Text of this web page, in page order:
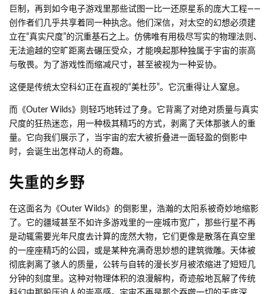
巨制，再到如今电子游戏里那些试图一比一还原星系的庞大工程——
创作者们几乎共享着同一种执念。他们深信，对太空的幻想必须建
立在“真实尺度”的沉重基石之上。仿佛唯有用极尽写实的物理法则、
无法逾越的空旷距离去碾压受众，才能唤起那种独属于宇宙的崇高
与敬畏。为了游戏性而缩减尺寸，甚至被视为一种妥协。
这便是传统太空科幻正在直视的“美杜莎”。它沉重得让人窒息。
而《Outer Wilds》则轻巧地转过了身。它背离了对绝对质量与真实
尺度的狂热迷恋，用一种极其精巧的方式，剥离了天体那骇人的重
量。它向我们展示了，当宇宙的宏大被折叠进一面轻盈的倒影中
时，会诞生出怎样动人的奇趣。
失重的乡野
在这面名为《Outer Wilds》的倒影里，浩瀚的太阳系被奇妙地缩影
了。它的疆域甚至不如许多游戏里的一座城市宽广，那些行星不再
是动辄需要光年尺度去计算的庞然大物，它们更像是散落在真空里
的一座座精巧的公园，或是某种充满奇思妙想的建筑微雕。天体被
彻底剥离了骇人的质量，公转与自转的漫长岁月被浓缩进了短短几
分钟的刻度里。这种对物理体积的浪漫解构，奇迹般地瓦解了传统